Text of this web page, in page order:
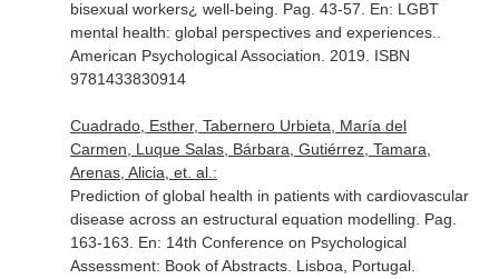
bisexual workers¿ well-being. Pag. 43-57. En: LGBT
mental health: global perspectives and experiences.
American Psychological Association. 2019. ISBN
9781433830914
Cuadrado, Esther, Tabernero Urbieta, María del
Carmen, Luque Salas, Bárbara, Gutiérrez, Tamara,
Arenas, Alicia, et. al.:
Prediction of global health in patients with cardiovascular
disease across an estructural equation modelling. Pag.
163-163. En: 14th Conference on Psychological
Assessment: Book of Abstracts. Lisboa, Portugal.